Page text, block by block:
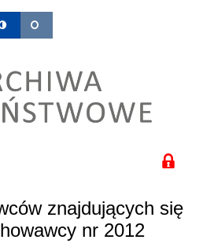
znajdujących się
nr 2012